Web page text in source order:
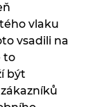
vlaku
vsadili na
to
být